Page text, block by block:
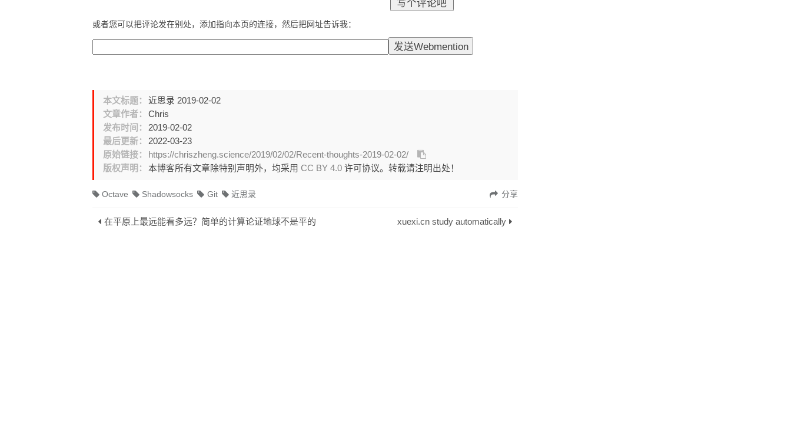
或者您可以把评论发在别处，添加指向本页的连接，然后把网址告诉我：
本文标题：
近思录 2019-02-02
文章作者：
Chris
发布时间：
2019-02-02
最后更新：
2022-03-23
原始链接：
https://chriszheng.science/2019/02/02/Recent-thoughts-2019-02-02/
版权声明：
本博客所有文章除特别声明外，均采用CC BY 4.0 许可协议。转载请注明出处！
分享
Octave Shadowsocks Git 近思录
在平原上最远能看多远？简单的计算论证地球不是平的 xuexi.cn study automatically